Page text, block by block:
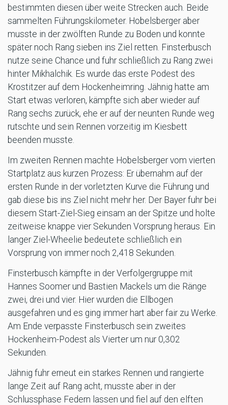
bestimmten diesen über weite Strecken auch. Beide
sammelten Führungskilometer. Hobelsberger aber
musste in der zwölften Runde zu Boden und konnte
später noch Rang sieben ins Ziel retten. Finsterbusch
nutze seine Chance und fuhr schließlich zu Rang zwei
hinter Mikhalchik. Es wurde das erste Podest des
Krostitzer auf dem Hockenheimring. Jähnig hatte am
Start etwas verloren, kämpfte sich aber wieder auf
Rang sechs zurück, ehe er auf der neunten Runde weg
rutschte und sein Rennen vorzeitig im Kiesbett
beenden musste.
Im zweiten Rennen machte Hobelsberger vom vierten
Startplatz aus kurzen Prozess: Er übernahm auf der
ersten Runde in der vorletzten Kurve die Führung und
gab diese bis ins Ziel nicht mehr her. Der Bayer fuhr bei
diesem Start-Ziel-Sieg einsam an der Spitze und holte
zeitweise knappe vier Sekunden Vorsprung heraus. Ein
langer Ziel-Wheelie bedeutete schließlich ein
Vorsprung von immer noch 2,418 Sekunden.
Finsterbusch kämpfte in der Verfolgergruppe mit
Hannes Soomer und Bastien Mackels um die Ränge
zwei, drei und vier. Hier wurden die Ellbogen
ausgefahren und es ging immer hart aber fair zu Werke.
Am Ende verpasste Finsterbusch sein zweites
Hockenheim-Podest als Vierter um nur 0,302
Sekunden.
Jähnig fuhr erneut ein starkes Rennen und rangierte
lange Zeit auf Rang acht, musste aber in der
Schlussphase Federn lassen und fiel auf den elften